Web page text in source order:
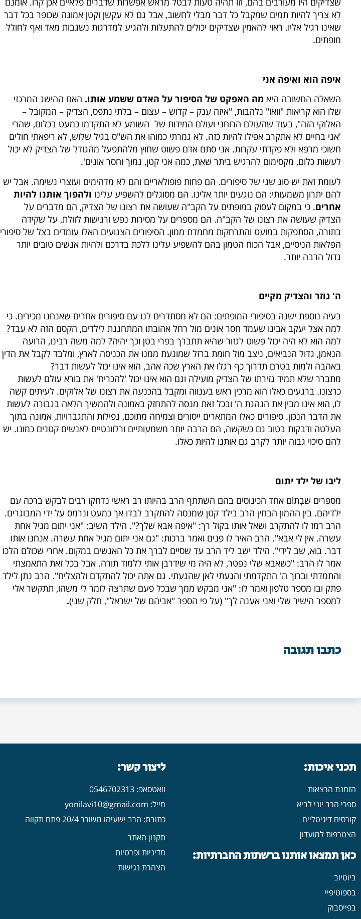
לא צריך להיות תמים שמקבל כל דבר מבלי לחשוב, אבל גם לא עקשן וקטן אמונה שכופר בכל דבר
שאינו רגיל אליו. ראוי להאמין שצדיקים יכולים להתעלות ולהגיע למדרגות נשגבות מאד ואף לחולל
מופתים.
איפה הוא ואיפה אני
השאלה החשובה היא מה האפקט של הסיפור על האדם ששמע אותו. האם ההישג המרכזי
שלו הוא קריאות "וואו" נלהבות, "איזה ענק – קדוש – עצום – בלתי נתפס, הצדיק – המקובל –
האלוקי הזה", בעוד שהעולם הרוחני ועולם המידות של השומע לא התקדמו כמעט בכלום, שהרי
'אני בחיים לא אתקרב אפילו להיות כזה. לא גמרתי כמוהו את הש"ס בגיל שלוש, לא ריפאתי חולים
חשוכי מרפא ולא פקדתי עקרות. אני סתם אדם פשוט שחוץ מלהתפעל מהגודל של הצדיק לא יכול
לעשות כלום, מקסימום להרגיש ביתר שאת, כמה אני קטן, נמוך וחסר אונים'.
לעומת זאת יש סוג שני של סיפורים. הם פחות פופולאריים והם לא מדהימים ועוצרי נשימה. אבל יש
להם יתרון משמעותי: הם נוגעים יותר אלינו. הם מסוגלים להשפיע עלינו ולהפוך אותנו להיות
אחרים. כי במקום לעסוק במופתים על הקב"ה שעושה את רצונו של הצדיק, הם מדברים על
הצדיק שעושה את רצונו של הקב"ה. הם מספרים על מסירות נפש ורגישות לזולת, על שקידה
בתורה, הסתפקות במועט והתרחקות מחמדת ממון. הסיפורים הצנועים האלו עומדים בצל של סיפורי
הפלאות הניסיים, אבל הכוח הטמון בהם להשפיע עלינו ללכת בדרכם ולהיות אנשים טובים יותר
גדול הרבה יותר.
ה' גוזר והצדיק מקיים
בעיה נוספת ישנה בסיפורי המופתים: הם לא מסתדרים לנו עם סיפורים אחרים שאנחנו מכירים. כי
למה אצל יעקב אבינו שעמד חסר אונים מול רחל אהובתו המתחננת לילדים, הקסם הזה לא עבד?
למה הוא לא היה יכול פשוט לגזור שהיא תתברך בפרי בטן וכך יהיה? למה משה רבינו, הרועה
הנאמן, גדול הנביאים, ניצב מול חומת ברזל שמונעת ממנו את הכניסה לארץ, ומלבד לקבל את הדין
באהבה ולמות בטרם תדרוך כף רגלו את הארץ שכה אהב, הוא אינו יכול לעשות דבר?
מתברר שלא תמיד גזירתו של הצדיק מועילה וגם הוא אינו יכול 'להכריח' את בורא עולם לעשות
כרצונו. ברגעים כאלו הוא מרכין ראש בענווה ומקבל בהכנעה את רצונו של אלוקים. לעיתים קשה
לו, הוא אינו מבין את הנהגת ה' ובכל זאת מנסה להתחזק באמונה ולהמשיך הלאה בגבורה לעשות
את הדבר הנכון. סיפורים כאלו המתארים ייסורים וצמיחה מתוכם, נפילות והתגברויות, אמונה בתוך
העלטה ודבקות בטוב גם כשקשה, הם הרבה יותר משמעותיים ורלוונטיים לאנשים קטנים כמונו. יש
להם סיכוי גבוה יותר לקרב גם אותנו להיות כאלו.
ליבו של ילד יתום
מספרים שבְּתוֹם אחד הכינוסים בהם השתתף הרב בהיותו רב ראשי נדחקו רבים לבקש ברכה עם
ילדיהם. בין ההמון הבחין הרב בילד קטן שמנסה להתקרב לבדו אך כמעט ונרמס על ידי המבוגרים.
הרב רמז לו להתקרב ושאל אותו בקול רך: "איפה אבא שלך?". הילד השיב: "אני יתום מגיל אחת
עשרה. אין לי אבא". הרב האיר לו פנים ואמר ברכות: "גם אני יתום מגיל אחת עשרה. אנחנו אותו
דבר. בוא, שב לידי". הילד ישב ליד הרב עד שסיים לברך את כל האנשים במקום. אחרי שכולם הלכו
אמר לו הרב: "כשאבא שלי נפטר, לא היה מי שידרבן אותי ללמוד תורה. אבל בכל זאת התאמצתי
והתמדתי וברוך ה' התקדמתי והגעתי לאן שהגעתי. גם אתה יכול להתקדם ולהצליח". הרב נתן לילד
פתק ובו מספר טלפון ואמר לו: "אני מבקש ממך שבכל פעם שתרצה לומר לי משהו, תתקשר אלי
למספר הישיר שלי ואני אענה לך" (על פי הספר "אביהם של ישראל", חלק שני).
כתבו תגובה
תכני איכות:
הזמנת הרצאות
ספרי הרב יוני לביא
קורסים דיגיטליים
הצטרפות למועדון
כאן תמצאו אותנו ברשתות החברתיות:
ביוטיוב
בספוטיפיי
בפייסבוק
ליצור קשר:
וואטסאפ: 0546702313
מייל: yonilavi10@gmail.com
כתובת: הרב ישעיהו משורר 20/4 פתח תקווה
תקנון האתר
מדיניות ופרטיות
הצהרת נגישות